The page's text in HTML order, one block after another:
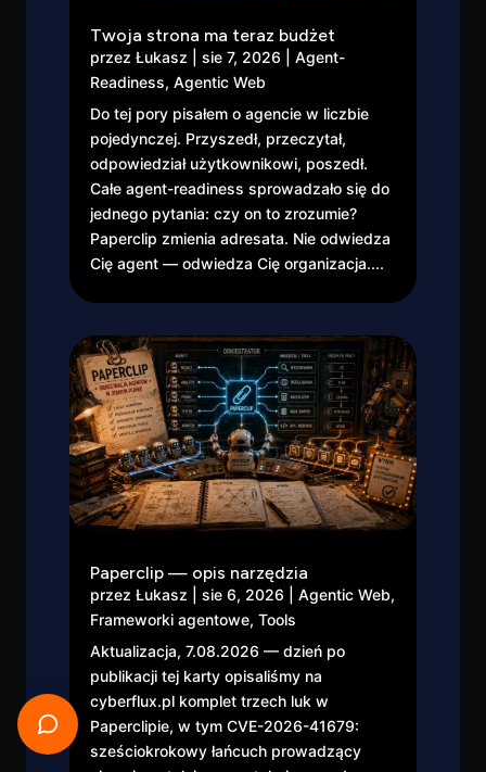
Twoja strona ma teraz budżet
przez Łukasz sie 7, 2026
Agent-
Readiness, Agentic Web
Do tej pory pisałem o agencie w liczbie
pojedynczej. Przyszedł, przeczytał,
odpowiedział użytkownikowi, poszedł.
Całe agent-readiness sprowadzało się do
jednego pytania: czy on to zrozumie?
Paperclip zmienia adresata. Nie odwiedza
Cię agent — odwiedza Cię organizacja....
Paperclip — opis narzędzia
przez Łukasz sie 6, 2026 Agentic Web,
Frameworki agentowe, Tools
Aktualizacja, 7.08.2026 — dzień po
publikacji tej karty opisaliśmy na
cyberflux.pl komplet trzech luk w
Paperclipie, w tym CVE-2026-41679:
sześciokrokowy łańcuch prowadzący